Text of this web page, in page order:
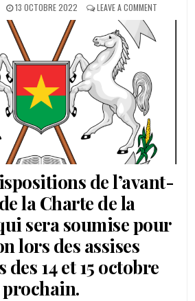
PUBLISHED
13 OCTOBRE 2022 LEAVE A COMMENT
LA
de l’avant-
la Charte de la
sera soumise pour
lors des assises
14 et 15 octobre
prochain.